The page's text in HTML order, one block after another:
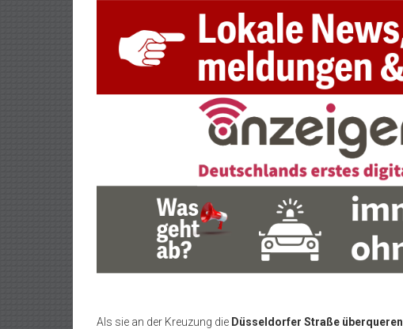
Als sie an der Kreuzung die Düsseldorfer Straße überqueren